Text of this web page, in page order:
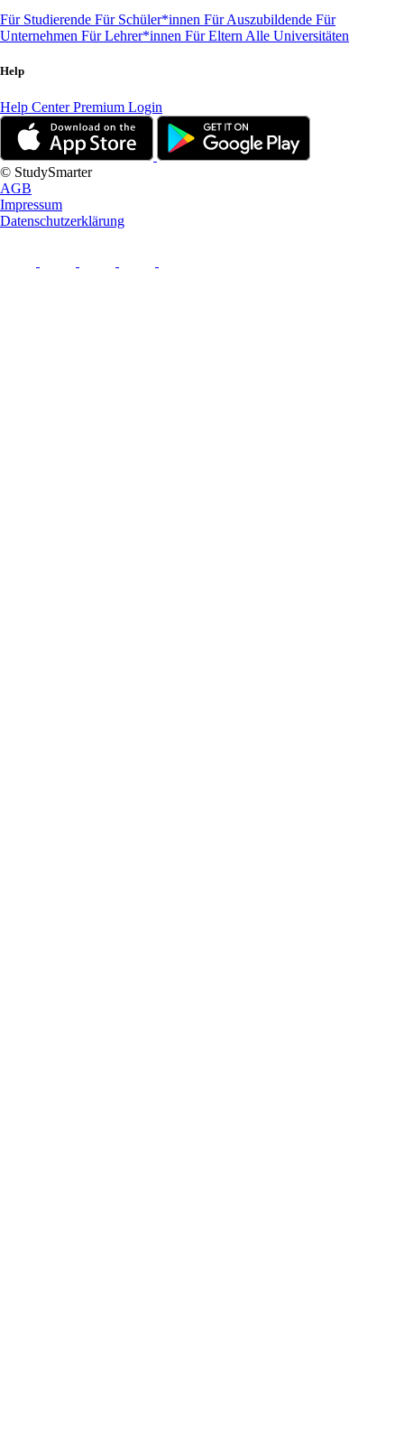
Für Studierende Für Schüler*innen Für Auszubildende Für
Unternehmen Für Lehrer*innen Für Eltern Alle Universitäten
Help
Help CenterPremium Login
© StudySmarter
AGB
Impressum
Datenschutzerklärung